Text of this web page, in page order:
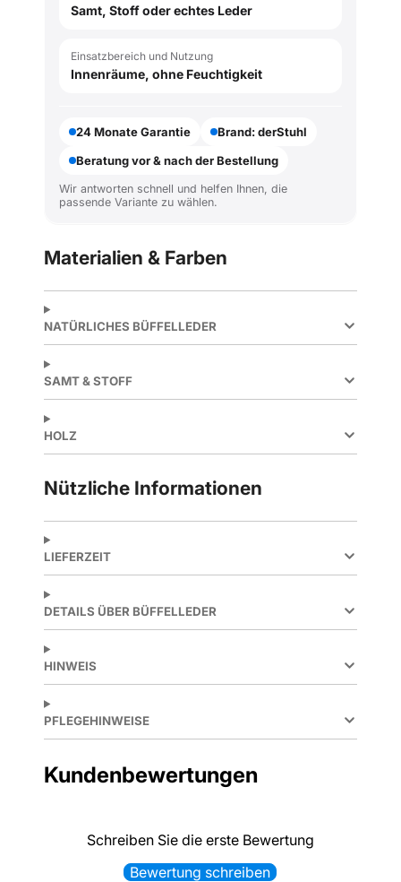
Samt, Stoff oder echtes Leder
Einsatzbereich und Nutzung
Innenräume, ohne Feuchtigkeit
24 Monate Garantie
Brand: derStuhl
Beratung vor & nach der Bestellung
Wir antworten schnell und helfen Ihnen, die
passende Variante zu wählen.
Materialien & Farben
NATÜRLICHES BÜFFELLEDER
SAMT & STOFF
HOLZ
Nützliche Informationen
LIEFERZEIT
DETAILS ÜBER BÜFFELLEDER
HINWEIS
PFLEGEHINWEISE
Kundenbewertungen
Schreiben Sie die erste Bewertung
Bewertung schreiben